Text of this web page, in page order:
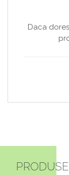
Daca
PRODUSE